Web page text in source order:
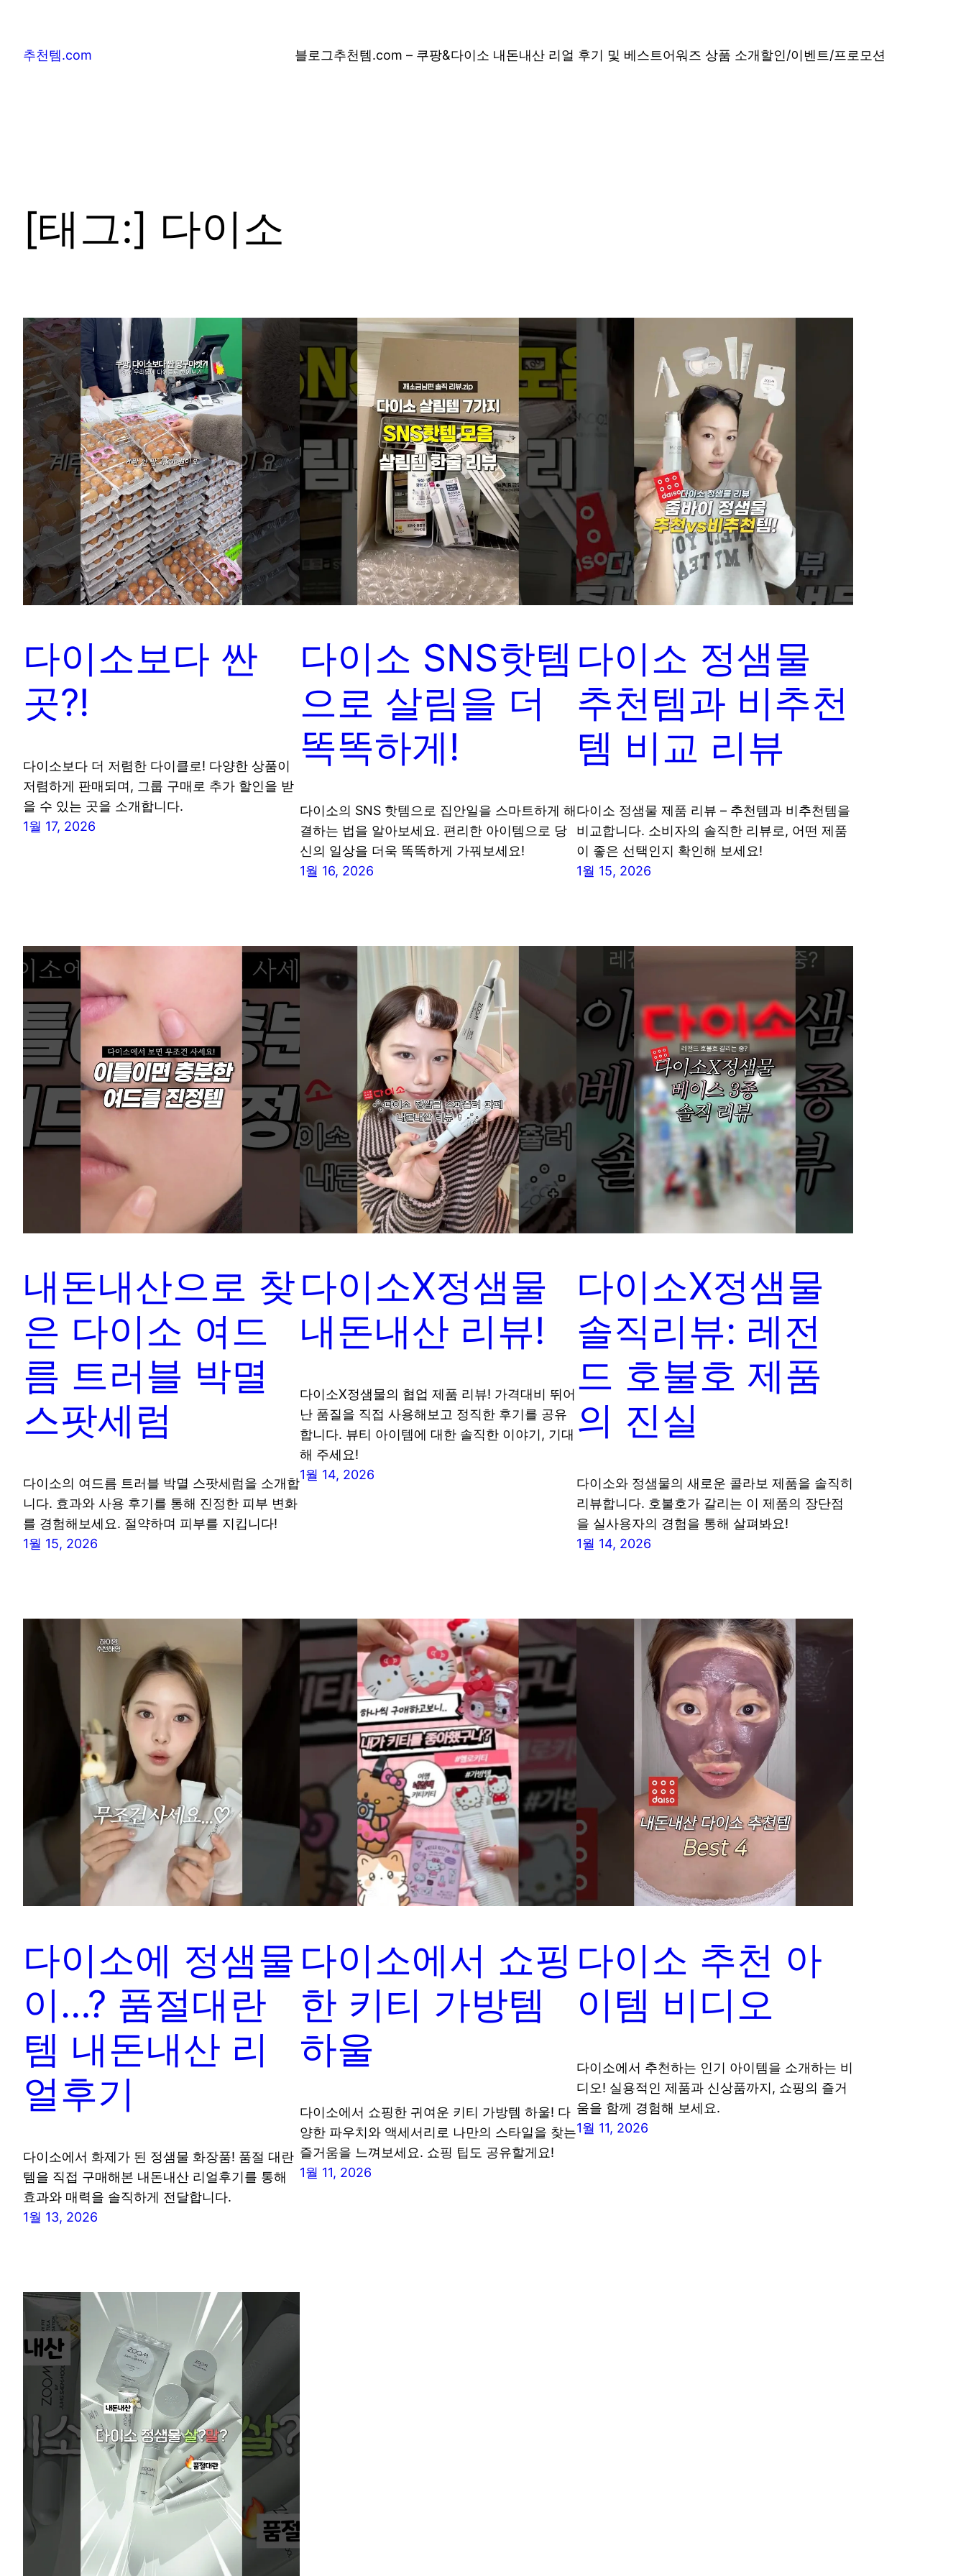
추천템.com 블로그추천템.com – 쿠팡&다이소 내돈내산 리얼 후기 및 베스트어워즈 상품 소개할인/이벤트/프로모션
[태그:] 다이소
다이소보다 싼
곳?!
다이소보다 더 저렴한 다이클로! 다양한 상품이
저렴하게 판매되며, 그룹 구매로 추가 할인을 받
을 수 있는 곳을 소개합니다.
1월 17, 2026
다이소 SNS핫템
으로 살림을 더
똑똑하게!
다이소의 SNS 핫템으로 집안일을 스마트하게 해
결하는 법을 알아보세요. 편리한 아이템으로 당
신의 일상을 더욱 똑똑하게 가꿔보세요!
1월 16, 2026
다이소 정샘물
추천템과 비추천
템 비교 리뷰
다이소 정샘물 제품 리뷰 – 추천템과 비추천템을
비교합니다. 소비자의 솔직한 리뷰로, 어떤 제품
이 좋은 선택인지 확인해 보세요!
1월 15, 2026
내돈내산으로 찾
은 다이소 여드
름 트러블 박멸
스팟세럼
다이소의 여드름 트러블 박멸 스팟세럼을 소개합
니다. 효과와 사용 후기를 통해 진정한 피부 변화
를 경험해보세요. 절약하며 피부를 지킵니다!
1월 15, 2026
다이소X정샘물
내돈내산 리뷰!
다이소X정샘물의 협업 제품 리뷰! 가격대비 뛰어
난 품질을 직접 사용해보고 정직한 후기를 공유
합니다. 뷰티 아이템에 대한 솔직한 이야기, 기대
해 주세요!
1월 14, 2026
다이소X정샘물
솔직리뷰: 레전
드 호불호 제품
의 진실
다이소와 정샘물의 새로운 콜라보 제품을 솔직히
리뷰합니다. 호불호가 갈리는 이 제품의 장단점
을 실사용자의 경험을 통해 살펴봐요!
1월 14, 2026
다이소에 정샘물
이…? 품절대란
템 내돈내산 리
얼후기
다이소에서 화제가 된 정샘물 화장품! 품절 대란
템을 직접 구매해본 내돈내산 리얼후기를 통해
효과와 매력을 솔직하게 전달합니다.
1월 13, 2026
다이소에서 쇼핑
한 키티 가방템
하울
다이소에서 쇼핑한 귀여운 키티 가방템 하울! 다
양한 파우치와 액세서리로 나만의 스타일을 찾는
즐거움을 느껴보세요. 쇼핑 팁도 공유할게요!
1월 11, 2026
다이소 추천 아
이템 비디오
다이소에서 추천하는 인기 아이템을 소개하는 비
디오! 실용적인 제품과 신상품까지, 쇼핑의 즐거
움을 함께 경험해 보세요.
1월 11, 2026